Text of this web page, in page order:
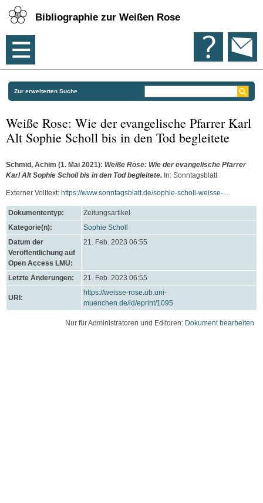
Bibliographie zur Weißen Rose
Zur erweiterten Suche
Weiße Rose: Wie der evangelische Pfarrer Karl
Alt Sophie Scholl bis in den Tod begleitete
Schmid, Achim (1. Mai 2021): Weiße Rose: Wie der evangelische Pfarrer
Karl Alt Sophie Scholl bis in den Tod begleitete. In: Sonntagsblatt
Externer Volltext: https://www.sonntagsblatt.de/sophie-scholl-weisse-...
Dokumententyp:
Zeitungsartikel
Kategorie(n):
Sophie Scholl
Datum der
Veröffentlichung auf
Open Access LMU:
21. Feb. 2023 06:55
Letzte Änderungen: 21. Feb. 2023 06:55
URI:
https://weisse-rose.ub.uni-
muenchen.de/id/eprint/1095
Nur für Administratoren und Editoren: Dokument bearbeiten